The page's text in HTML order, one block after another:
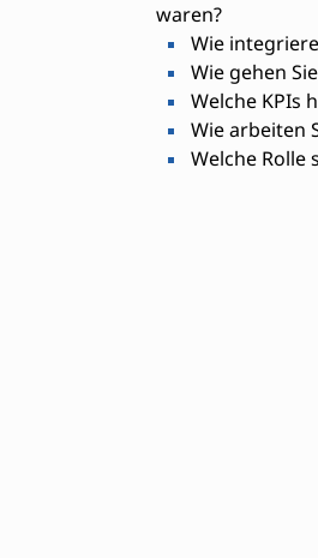
waren?
Wie
Wie gehen
Welche KPIs
Wie arbeiten
Welche Rolle